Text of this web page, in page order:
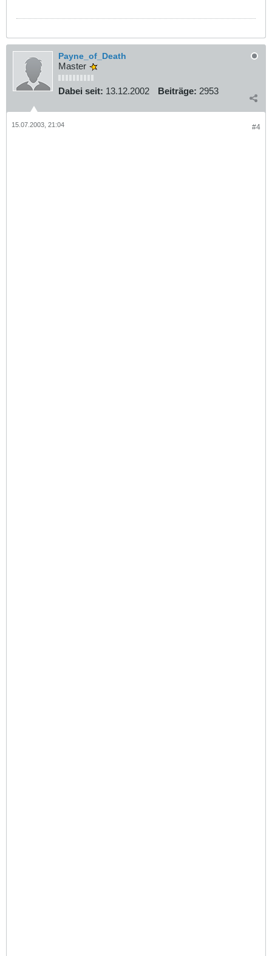
Payne_of_Death
Master
Dabei seit: 13.12.2002 Beiträge: 2953
#4
15.07.2003, 21:04